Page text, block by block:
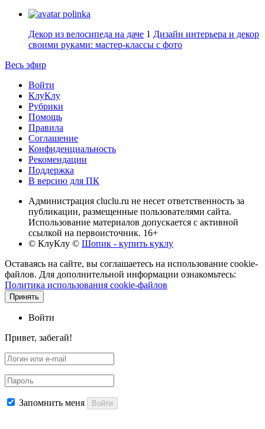
polinka
Декор из велосипеда на даче 1 Дизайн интерьера и декор
своими руками: мастер-классы с фото
Весь эфир
Войти
КлуКлу
Рубрики
Помощь
Правила
Соглашение
Конфиденциальность
Рекомендации
Поддержка
В версию для ПК
Администрация cluclu.ru не несет ответственность за
публикации, размещенные пользователями сайта.
Использование материалов допускается с активной
ссылкой на первоисточник. 16+
© КлуКлу © Шопик - купить куклу
Оставаясь на сайте, вы соглашаетесь на использование cookie-
файлов. Для дополнительной информации ознакомьтесь:
Политика использования cookie-файлов
Принять
Войти
Привет, забегай!
Запомнить меня Войти